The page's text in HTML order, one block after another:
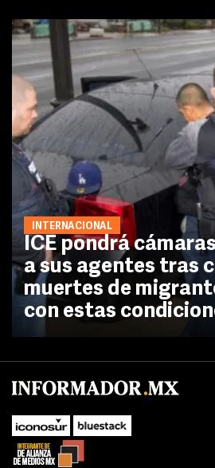
INTERNACIONAL
ICE pondrá
a sus agentes tras
muertes de
con estas